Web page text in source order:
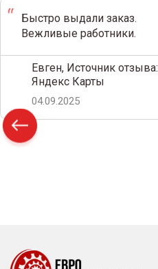
Быстро выдали заказ.
Вежливые работники.
Евген, Источник отзыва:
Яндекс Карты
04.09.2025